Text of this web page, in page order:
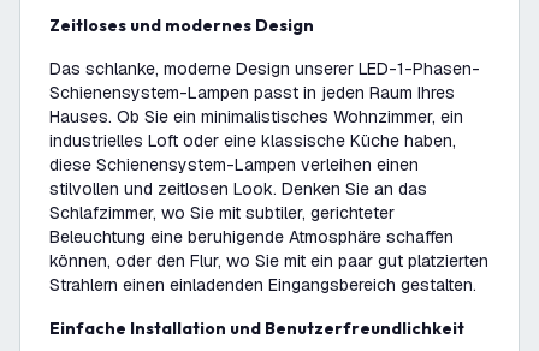
Zeitloses und modernes Design
Das schlanke, moderne Design unserer LED-1-Phasen-
Schienensystem-Lampen passt in jeden Raum Ihres
Hauses. Ob Sie ein minimalistisches Wohnzimmer, ein
industrielles Loft oder eine klassische Küche haben,
diese Schienensystem-Lampen verleihen einen
stilvollen und zeitlosen Look. Denken Sie an das
Schlafzimmer, wo Sie mit subtiler, gerichteter
Beleuchtung eine beruhigende Atmosphäre schaffen
können, oder den Flur, wo Sie mit ein paar gut platzierten
Strahlern einen einladenden Eingangsbereich gestalten.
Einfache Installation und Benutzerfreundlichkeit